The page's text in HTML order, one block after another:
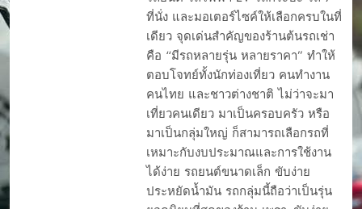
ที่นั่ง และมอเตอร์ไซค์ให้เลือกครบในที่
เดียว จุดเด่นสำคัญของร้านต้นรถเช่า
คือ “มีรถหลายรุ่น หลายราคา” ทำให้
ตอบโจทย์ทั้งนักท่องเที่ยว คนทำงาน
คนไทย และชาวต่างชาติ ไม่ว่าจะมา
เที่ยวคนเดียว มาเป็นครอบครัว หรือ
มาเป็นกลุ่มใหญ่ ก็สามารถเลือกรถที่
เหมาะกับงบประมาณและการใช้งาน
ได้ง่าย รถยนต์ขนาดเล็ก ขับง่าย
ประหยัดน้ำมัน รถกลุ่มนี้ถือว่าเป็นรุ่น